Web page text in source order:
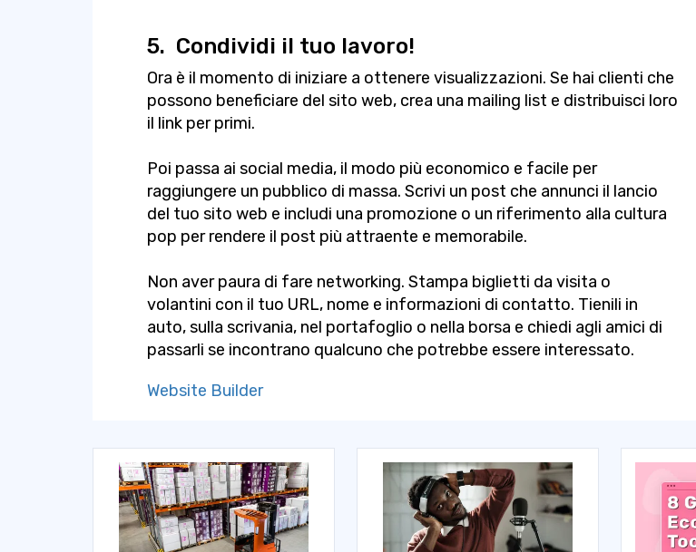
5. Condividi il tuo lavoro!
Ora è il momento di iniziare a ottenere visualizzazioni. Se hai clienti che
possono beneficiare del sito web, crea una mailing list e distribuisci loro
il link per primi.
Poi passa ai social media, il modo più economico e facile per
raggiungere un pubblico di massa. Scrivi un post che annunci il lancio
del tuo sito web e includi una promozione o un riferimento alla cultura
pop per rendere il post più attraente e memorabile.
Non aver paura di fare networking. Stampa biglietti da visita o
volantini con il tuo URL, nome e informazioni di contatto. Tienili in
auto, sulla scrivania, nel portafoglio o nella borsa e chiedi agli amici di
passarli se incontrano qualcuno che potrebbe essere interessato.
Website Builder